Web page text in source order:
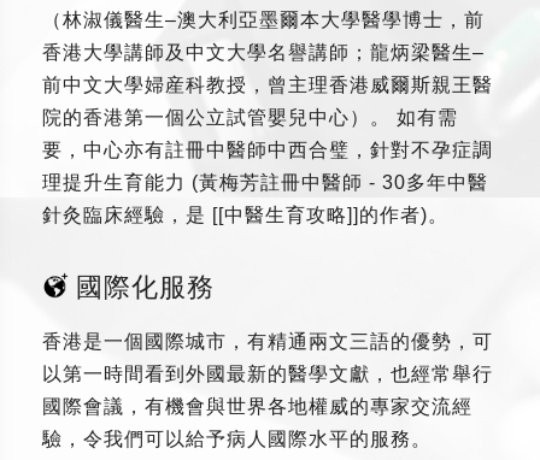
（林淑儀醫生–澳大利亞墨爾本大學醫學博士，前
香港大學講師及中文大學名譽講師；龍炳梁醫生–
前中文大學婦産科教授，曾主理香港威爾斯親王醫
院的香港第一個公立試管嬰兒中心）。 如有需
要，中心亦有註冊中醫師中西合璧，針對不孕症調
理提升生育能力 (黃梅芳註冊中醫師 - 30多年中醫
針灸臨床經驗，是 [[中醫生育攻略]]的作者)。
國際化服務
香港是一個國際城市，有精通兩文三語的優勢，可
以第一時間看到外國最新的醫學文獻，也經常舉行
國際會議，有機會與世界各地權威的專家交流經
驗，令我們可以給予病人國際水平的服務。